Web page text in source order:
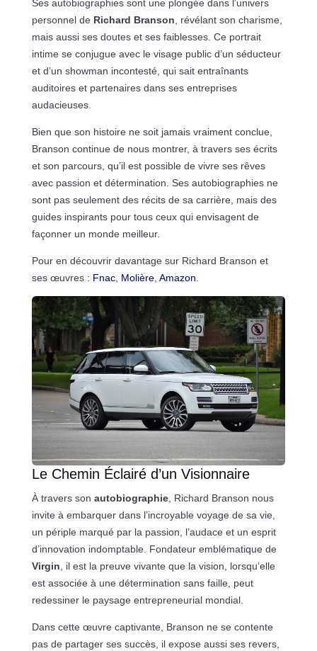
Ses autobiographies sont une plongée dans l’univers
personnel de Richard Branson, révélant son charisme,
mais aussi ses doutes et ses faiblesses. Ce portrait
intime se conjugue avec le visage public d’un séducteur
et d’un showman incontesté, qui sait entraînants
auditoires et partenaires dans ses entreprises
audacieuses.
Bien que son histoire ne soit jamais vraiment conclue,
Branson continue de nous montrer, à travers ses écrits
et son parcours, qu’il est possible de vivre ses rêves
avec passion et détermination. Ses autobiographies ne
sont pas seulement des récits de sa carrière, mais des
guides inspirants pour tous ceux qui envisagent de
façonner un monde meilleur.
Pour en découvrir davantage sur Richard Branson et
ses œuvres : Fnac, Molière, Amazon.
Le Chemin Éclairé d’un Visionnaire
À travers son autobiographie, Richard Branson nous
invite à embarquer dans l’incroyable voyage de sa vie,
un périple marqué par la passion, l’audace et un esprit
d’innovation indomptable. Fondateur emblématique de
Virgin, il est la preuve vivante que la vision, lorsqu’elle
est associée à une détermination sans faille, peut
redessiner le paysage entrepreneurial mondial.
Dans cette œuvre captivante, Branson ne se contente
pas de partager ses succès, il expose aussi ses revers,